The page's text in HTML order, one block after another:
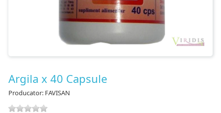
Argila x 40 Capsule
Producator: FAVISAN